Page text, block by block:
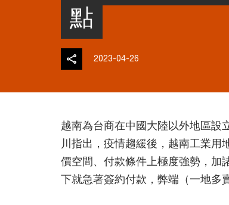
點
2023-04-26
越南為台商在中國大陸以外地區設
川指出，疫情趨緩後，越南工業用
價空間、付款條件上極度強勢，加
下就急著簽約付款，弊端（一地多